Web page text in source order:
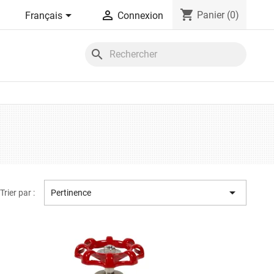
Français  Connexion shopping_cart Panier (0)
search
Trier par : Pertinence 